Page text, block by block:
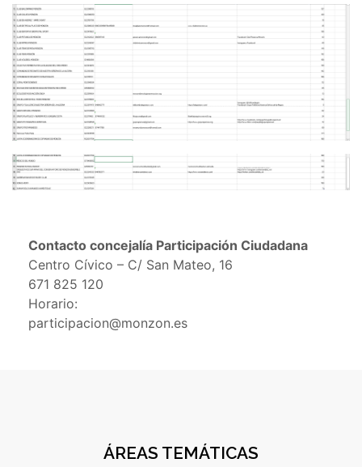
Contacto concejalía Participación Ciudadana
Centro Cívico – C/ San Mateo, 16
671 825 120
Horario:
participacion@monzon.es
ÁREAS TEMÁTICAS